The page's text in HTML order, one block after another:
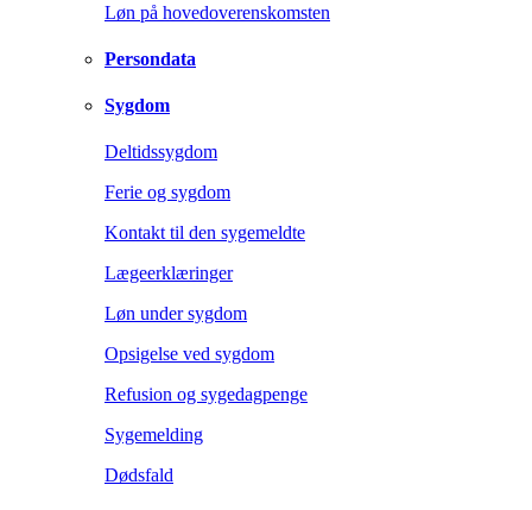
Løn på hovedoverenskomsten
Persondata
Sygdom
Deltidssygdom
Ferie og sygdom
Kontakt til den sygemeldte
Lægeerklæringer
Løn under sygdom
Opsigelse ved sygdom
Refusion og sygedagpenge
Sygemelding
Dødsfald